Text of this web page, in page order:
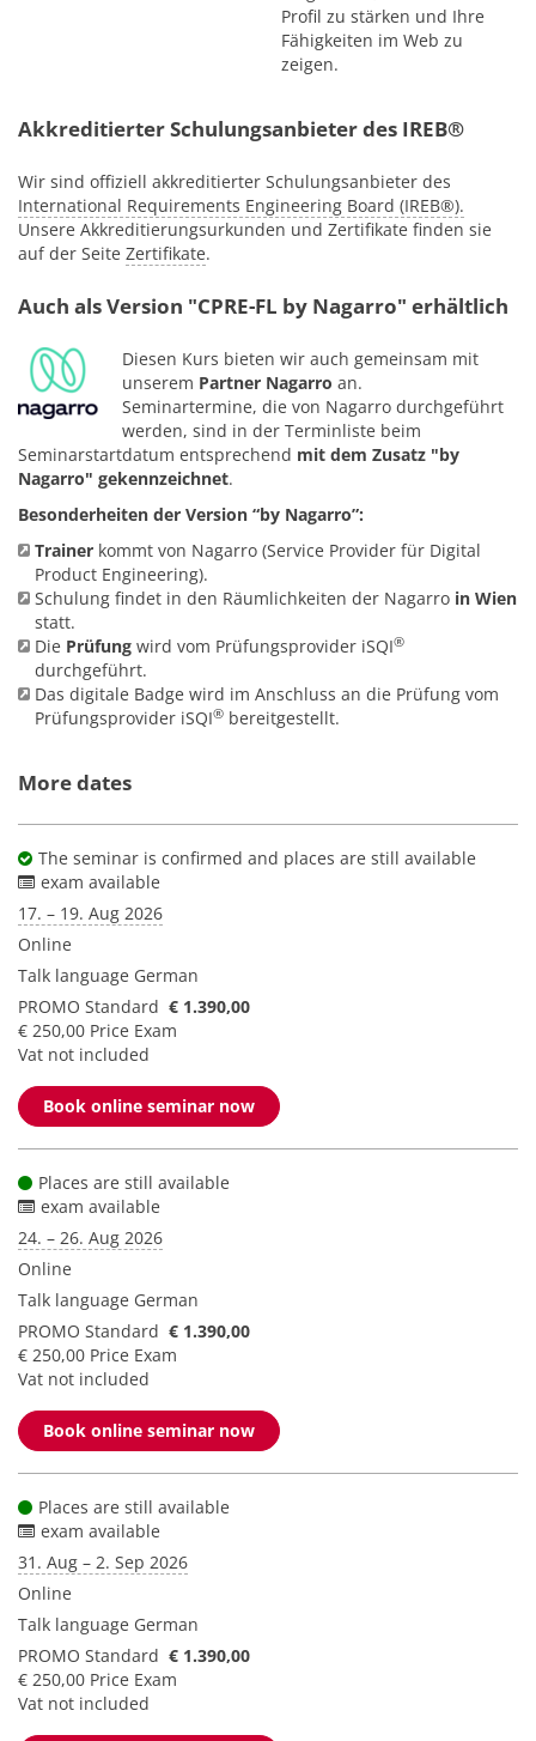
Profil zu stärken und Ihre
Fähigkeiten im Web zu
zeigen.
Akkreditierter Schulungsanbieter des IREB®
Wir sind offiziell akkreditierter Schulungsanbieter des
International Requirements Engineering Board (IREB®).
Unsere Akkreditierungsurkunden und Zertifikate finden sie
auf der Seite Zertifikate.
Auch als Version "CPRE-FL by Nagarro" erhältlich
Diesen Kurs bieten wir auch gemeinsam mit
unserem Partner Nagarro an.
Seminartermine, die von Nagarro durchgeführt
werden, sind in der Terminliste beim
Seminarstartdatum entsprechend mit dem Zusatz "by
Nagarro" gekennzeichnet.
Besonderheiten der Version “by Nagarro”:
Trainer kommt von Nagarro (Service Provider für Digital
Product Engineering).
Schulung findet in den Räumlichkeiten der Nagarro in Wien
statt.
Die Prüfung wird vom Prüfungsprovider iSQI®
durchgeführt.
Das digitale Badge wird im Anschluss an die Prüfung vom
Prüfungsprovider iSQI® bereitgestellt.
More dates
The seminar is confirmed and places are still available
exam available
17. – 19. Aug 2026
Online
Talk language German
PROMO Standard € 1.390,00
€ 250,00 Price Exam
Vat not included
Book online seminar now
Places are still available
exam available
24. – 26. Aug 2026
Online
Talk language German
PROMO Standard € 1.390,00
€ 250,00 Price Exam
Vat not included
Book online seminar now
Places are still available
exam available
31. Aug – 2. Sep 2026
Online
Talk language German
PROMO Standard € 1.390,00
€ 250,00 Price Exam
Vat not included